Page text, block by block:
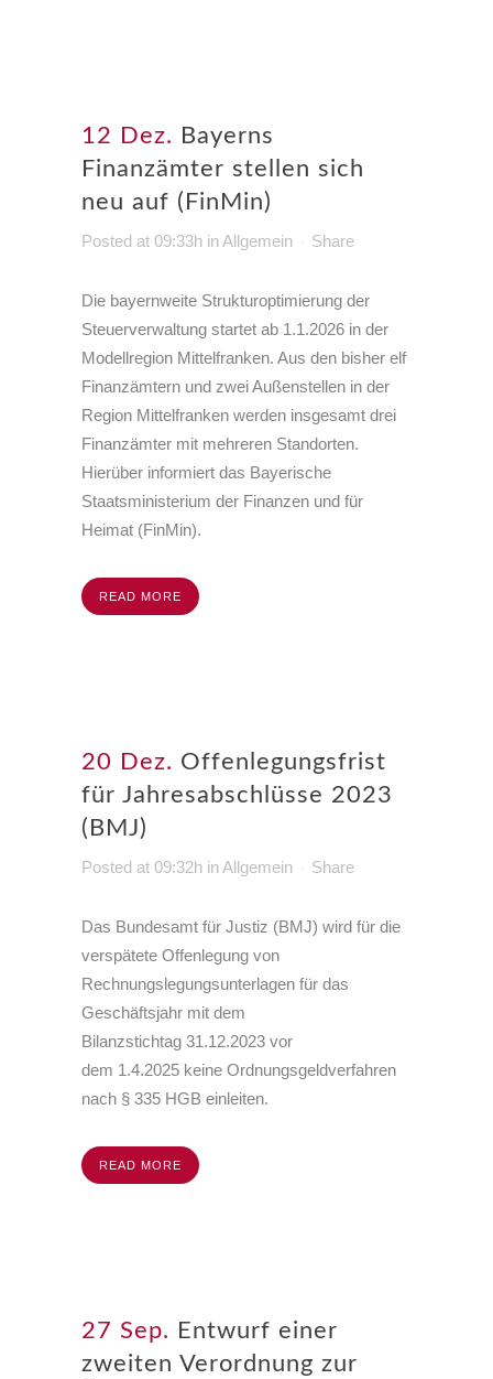
12 Dez. Bayerns
Finanzämter stellen sich
neu auf (FinMin)
Posted at 09:33h inAllgemein Share
Die bayernweite Strukturoptimierung der
Steuerverwaltung startet ab 1.1.2026 in der
Modellregion Mittelfranken. Aus den bisher elf
Finanzämtern und zwei Außenstellen in der
Region Mittelfranken werden insgesamt drei
Finanzämter mit mehreren Standorten.
Hierüber informiert das Bayerische
Staatsministerium der Finanzen und für
Heimat (FinMin).
READ MORE
20 Dez. Offenlegungsfrist
für Jahresabschlüsse 2023
(BMJ)
Posted at 09:32h inAllgemein Share
Das Bundesamt für Justiz (BMJ) wird für die
verspätete Offenlegung von
Rechnungslegungsunterlagen für das
Geschäftsjahr mit dem
Bilanzstichtag 31.12.2023 vor
dem 1.4.2025 keine Ordnungsgeldverfahren
nach § 335 HGB einleiten.
READ MORE
27 Sep. Entwurf einer
zweiten Verordnung zur